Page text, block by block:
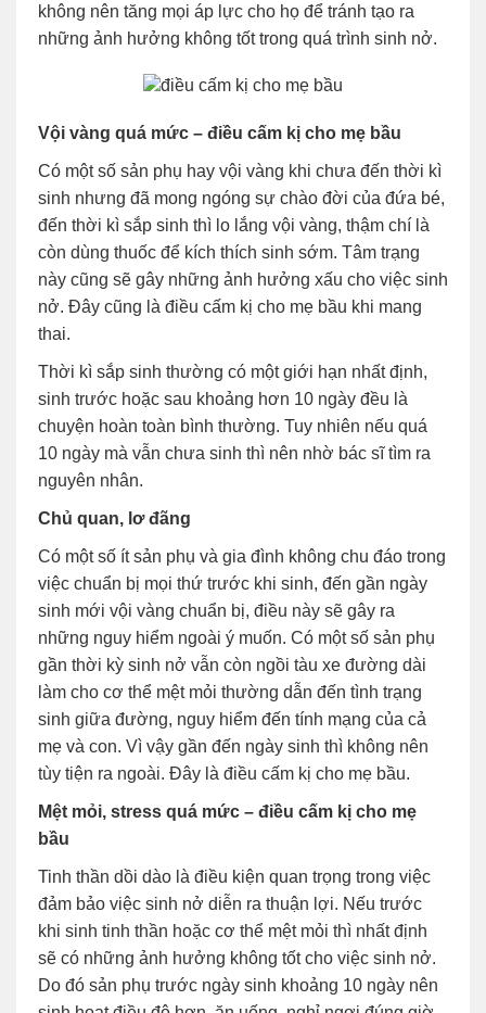
không nên tăng mọi áp lực cho họ để tránh tạo ra
những ảnh hưởng không tốt trong quá trình sinh nở.
Vội vàng quá mức – điều cấm kị cho mẹ bầu
Có một số sản phụ hay vội vàng khi chưa đến thời kì
sinh nhưng đã mong ngóng sự chào đời của đứa bé,
đến thời kì sắp sinh thì lo lắng vội vàng, thậm chí là
còn dùng thuốc để kích thích sinh sớm. Tâm trạng
này cũng sẽ gây những ảnh hưởng xấu cho việc sinh
nở. Đây cũng là điều cấm kị cho mẹ bầu khi mang
thai.
Thời kì sắp sinh thường có một giới hạn nhất định,
sinh trước hoặc sau khoảng hơn 10 ngày đều là
chuyện hoàn toàn bình thường. Tuy nhiên nếu quá
10 ngày mà vẫn chưa sinh thì nên nhờ bác sĩ tìm ra
nguyên nhân.
Chủ quan, lơ đãng
Có một số ít sản phụ và gia đình không chu đáo trong
việc chuẩn bị mọi thứ trước khi sinh, đến gần ngày
sinh mới vội vàng chuẩn bị, điều này sẽ gây ra
những nguy hiểm ngoài ý muốn. Có một số sản phụ
gần thời kỳ sinh nở vẫn còn ngồi tàu xe đường dài
làm cho cơ thể mệt mỏi thường dẫn đến tình trạng
sinh giữa đường, nguy hiểm đến tính mạng của cả
mẹ và con. Vì vậy gần đến ngày sinh thì không nên
tùy tiện ra ngoài. Đây là điều cấm kị cho mẹ bầu.
Mệt mỏi, stress quá mức – điều cấm kị cho mẹ
bầu
Tinh thần dồi dào là điều kiện quan trọng trong việc
đảm bảo việc sinh nở diễn ra thuận lợi. Nếu trước
khi sinh tinh thần hoặc cơ thể mệt mỏi thì nhất định
sẽ có những ảnh hưởng không tốt cho việc sinh nở.
Do đó sản phụ trước ngày sinh khoảng 10 ngày nên